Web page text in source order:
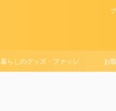
暮らしのグッズ・ファッシ お